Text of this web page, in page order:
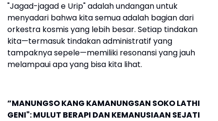
"Jagad-jagad e Urip" adalah undangan untuk
menyadari bahwa kita semua adalah bagian dari
orkestra kosmis yang lebih besar. Setiap tindakan
kita—termasuk tindakan administratif yang
tampaknya sepele—memiliki resonansi yang jauh
melampaui apa yang bisa kita lihat.
”MANUNGSO KANG KAMANUNGSAN SOKO LATHI
GENI": MULUT BERAPI DAN KEMANUSIAAN SEJATI